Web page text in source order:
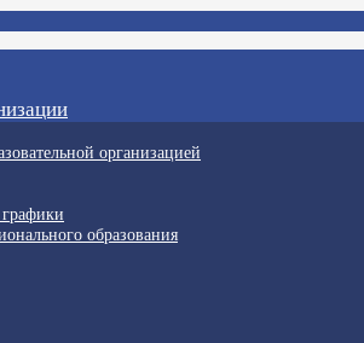
организацией
образования